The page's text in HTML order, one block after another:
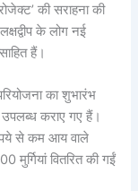
की सराहना की
के लोग नई
हैं।
का शुभारंभ
कराए गए हैं।
से कम आय वाले
मुर्गियां वितरित की गईं